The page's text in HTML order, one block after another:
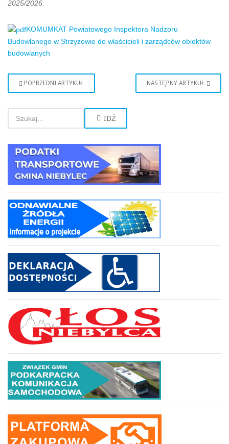
2025/2026.
KOMUMKAT Powiatowego Inspektora Nadzoru
Budowlanego w Strzyżowie do właścicieli i zarządców obiektów
budowlanych
POPRZEDNI ARTYKUŁ NASTĘPNY ARTYKUŁ
IDŹ